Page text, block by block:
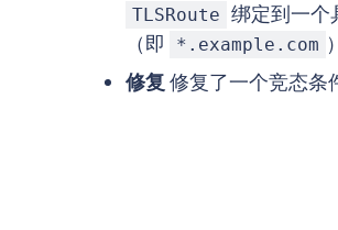
TLSRoute 绑定到一个
（即
*.example.com
修复 修复了一个竞态条